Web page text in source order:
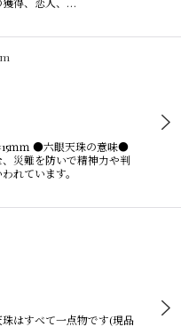
ｍｍ ●六眼天珠の意味●
災難を防いで精神力や判
れています。
はすべて一点物です(現品